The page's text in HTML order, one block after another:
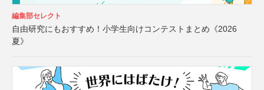
編集部セレクト
自由研究にもおすすめ！小学生向けコンテストまとめ《2026
夏》